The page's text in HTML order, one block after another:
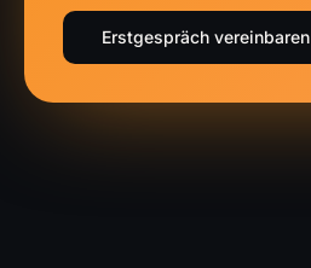
Erstgespräch vereinbaren